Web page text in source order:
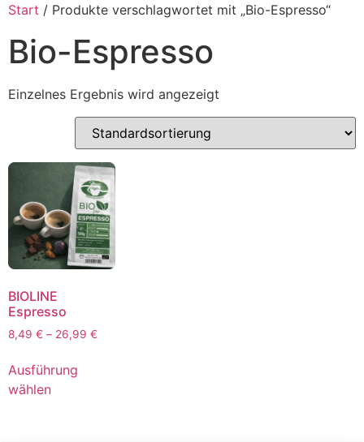
springen
Start / Produkte verschlagwortet mit „Bio-Espresso“
Bio-Espresso
Einzelnes Ergebnis wird angezeigt
BIOLINE
Espresso
8,49 € – 26,99 €
Ausführung
wählen